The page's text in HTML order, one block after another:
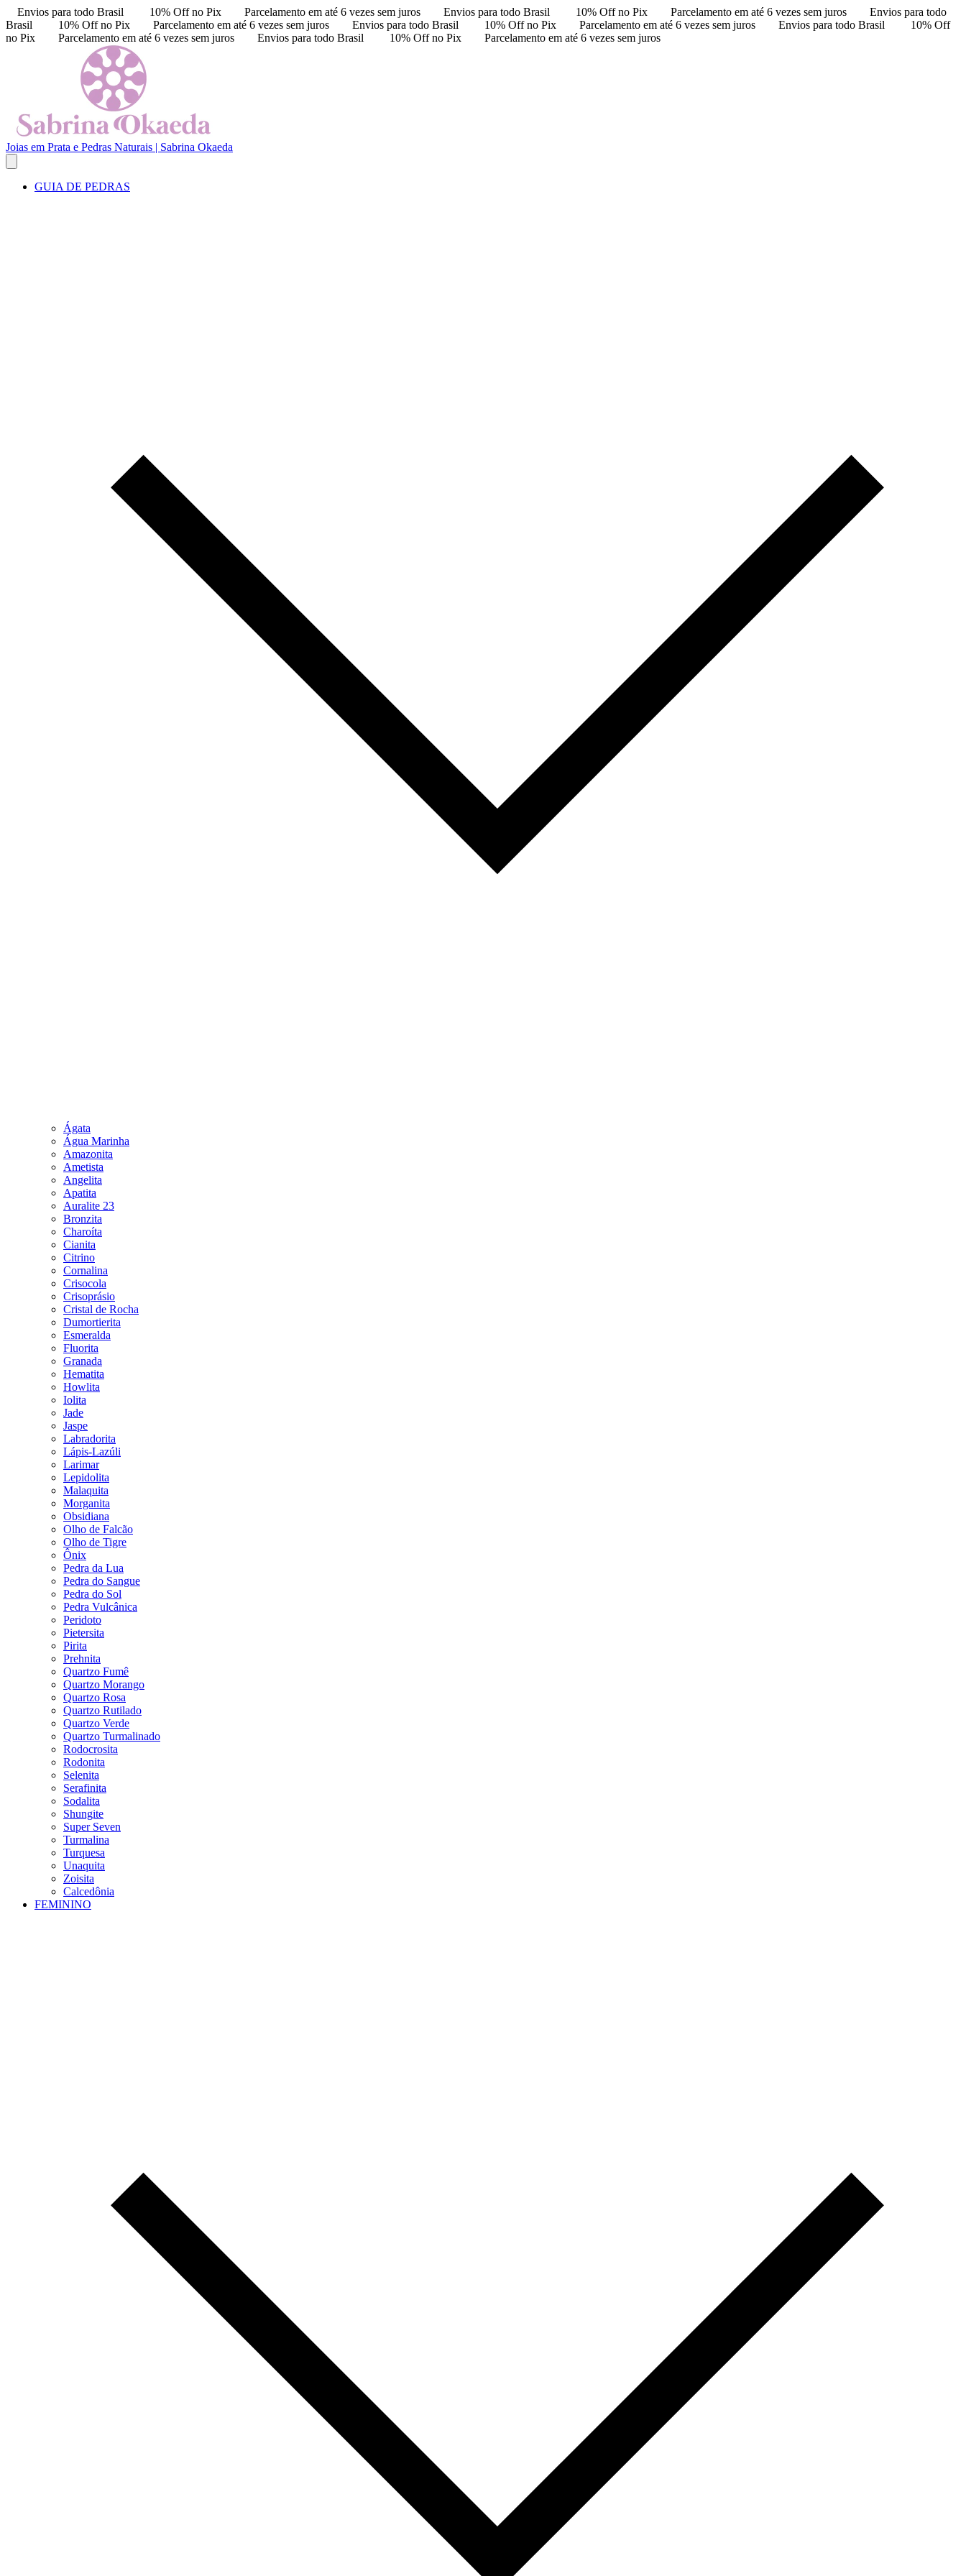
Envios para todo Brasil 10% Off no Pix Parcelamento em até 6 vezes sem juros Envios para todo Brasil 10% Off no Pix Parcelamento em até 6 vezes sem juros
Envios para todo
Brasil
10% Off no Pix Parcelamento em até 6 vezes sem juros Envios para todo Brasil 10% Off no Pix Parcelamento em até 6 vezes sem juros Envios para todo Brasil
10% Off
no Pix
Parcelamento em até 6 vezes sem juros Envios para todo Brasil 10% Off no Pix Parcelamento em até 6 vezes sem juros
Joias em Prata e Pedras Naturais | Sabrina Okaeda
GUIA DE PEDRAS
Ágata
Água Marinha
Amazonita
Ametista
Angelita
Apatita
Auralite 23
Bronzita
Charoíta
Cianita
Citrino
Cornalina
Crisocola
Crisoprásio
Cristal de Rocha
Dumortierita
Esmeralda
Fluorita
Granada
Hematita
Howlita
Iolita
Jade
Jaspe
Labradorita
Lápis-Lazúli
Larimar
Lepidolita
Malaquita
Morganita
Obsidiana
Olho de Falcão
Olho de Tigre
Ônix
Pedra da Lua
Pedra do Sangue
Pedra do Sol
Pedra Vulcânica
Peridoto
Pietersita
Pirita
Prehnita
Quartzo Fumê
Quartzo Morango
Quartzo Rosa
Quartzo Rutilado
Quartzo Verde
Quartzo Turmalinado
Rodocrosita
Rodonita
Selenita
Serafinita
Sodalita
Shungite
Super Seven
Turmalina
Turquesa
Unaquita
Zoisita
Calcedônia
FEMININO